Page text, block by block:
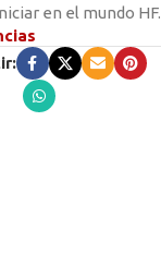
en el mundo HF.